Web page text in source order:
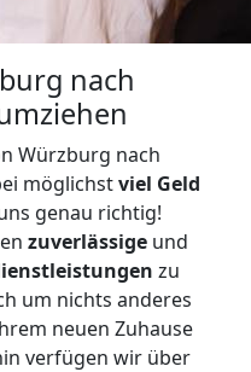
nach
Würzburg nach
möglichstviel Geld
genau richtig!
zuverlässige und
zu
um nichts anderes
neuen Zuhause
verfügen wir über